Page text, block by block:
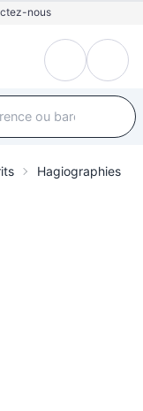
nous
Hagiographies